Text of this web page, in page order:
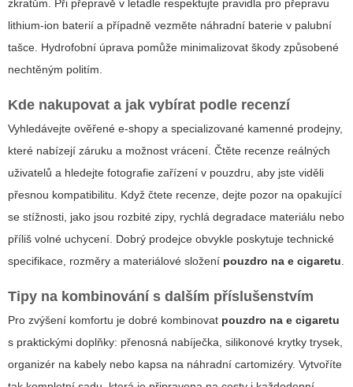
zkratům. Při přepravě v letadle respektujte pravidla pro přepravu
lithium-ion baterií a případně vezměte náhradní baterie v palubní
tašce. Hydrofobní úprava pomůže minimalizovat škody způsobené
nechtěným politím.
Kde nakupovat a jak vybírat podle recenzí
Vyhledávejte ověřené e-shopy a specializované kamenné prodejny,
které nabízejí záruku a možnost vrácení. Čtěte recenze reálných
uživatelů a hledejte fotografie zařízení v pouzdru, aby jste viděli
přesnou kompatibilitu. Když čtete recenze, dejte pozor na opakující
se stížnosti, jako jsou rozbité zipy, rychlá degradace materiálu nebo
příliš volné uchycení. Dobrý prodejce obvykle poskytuje technické
specifikace, rozměry a materiálové složení pouzdro na e cigaretu
Tipy na kombinování s dalším příslušenstvím
Pro zvýšení komfortu je dobré kombinovat pouzdro na e cigaretu
s praktickými doplňky: přenosná nabíječka, silikonové krytky trysek,
organizér na kabely nebo kapsa na náhradní cartomizéry. Vytvoříte